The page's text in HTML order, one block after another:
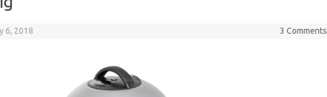
6, 2018 3 Comments